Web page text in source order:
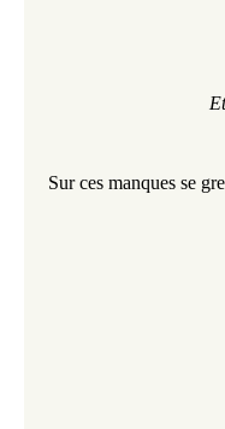
Sur ces manques se